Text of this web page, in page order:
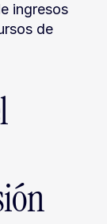
ingresos
de